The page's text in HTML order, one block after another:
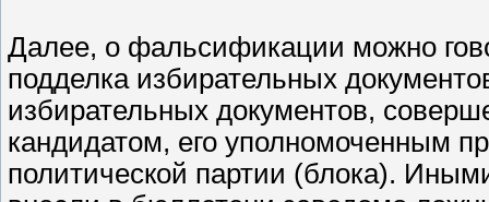
Далее, о фальсификации можно
подделка избирательных
избирательных документов,
кандидатом, его уполномоченным
политической партии (блока).